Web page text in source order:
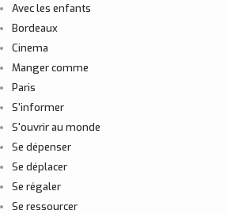
Avec les enfants
Bordeaux
Cinema
Manger comme
Paris
S'informer
S'ouvrir au monde
Se dépenser
Se déplacer
Se régaler
Se ressourcer